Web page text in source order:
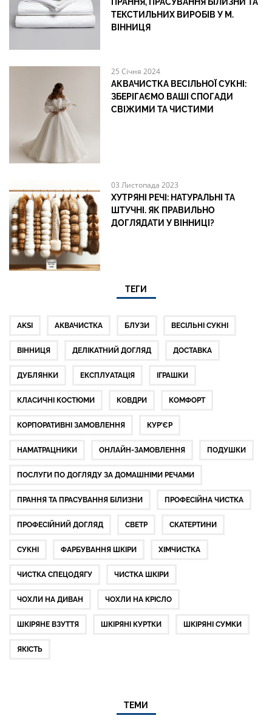
ТЕКСТИЛЬНИХ ВИРОБІВ У М.
ВІННИЦЯ
25 Січня 2024
АКВАЧИСТКА ВЕСІЛЬНОЇ СУКНІ:
ЗБЕРІГАЄМО ВАШІ СПОГАДИ
СВІЖИМИ ТА ЧИСТИМИ
03 Листопада 2023
ХУТРЯНІ РЕЧІ: НАТУРАЛЬНІ ТА
ШТУЧНІ. ЯК ПРАВИЛЬНО
ДОГЛЯДАТИ У ВІННИЦІ?
ТЕГИ
AKSI АКВАЧИСТКА БЛУЗИ ВЕСІЛЬНІ СУКНІ
ВІННИЦЯ ДЕЛІКАТНИЙ ДОГЛЯД ДОСТАВКА
ДУБЛЯНКИ ЕКСПЛУАТАЦІЯ ІГРАШКИ
КЛАСИЧНІ КОСТЮМИ КОВДРИ КОМФОРТ
КОРПОРАТИВНІ ЗАМОВЛЕННЯ КУР'ЄР
НАМАТРАЦНИКИ ОНЛАЙН-ЗАМОВЛЕННЯ ПОДУШКИ
ПОСЛУГИ ПО ДОГЛЯДУ ЗА ДОМАШНІМИ РЕЧАМИ
ПРАННЯ ТА ПРАСУВАННЯ БІЛИЗНИ ПРОФЕСІЙНА ЧИСТКА
ПРОФЕСІЙНИЙ ДОГЛЯД СВЕТР СКАТЕРТИНИ
СУКНІ ФАРБУВАННЯ ШКІРИ ХІМЧИСТКА
ЧИСТКА СПЕЦОДЯГУ ЧИСТКА ШКІРИ
ЧОХЛИ НА ДИВАН ЧОХЛИ НА КРІСЛО
ШКІРЯНЕ ВЗУТТЯ ШКІРЯНІ КУРТКИ ШКІРЯНІ СУМКИ
ЯКІСТЬ
ТЕМИ